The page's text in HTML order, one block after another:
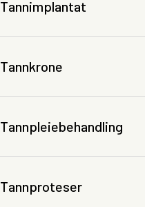
Tannimplantat
Tannkrone
Tannpleiebehandling
Tannproteser